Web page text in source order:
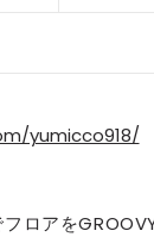
yumicco918/
ロアを